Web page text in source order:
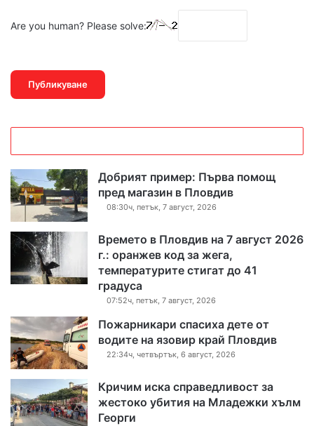
Are you human? Please solve:
Добрият пример: Първа помощ
пред магазин в Пловдив
08:30ч, петък, 7 август, 2026
Времето в Пловдив на 7 август 2026
г.: оранжев код за жега,
температурите стигат до 41
градуса
07:52ч, петък, 7 август, 2026
Пожарникари спасиха дете от
водите на язовир край Пловдив
22:34ч, четвъртък, 6 август, 2026
Кричим иска справедливост за
жестоко убития на Младежки хълм
Георги